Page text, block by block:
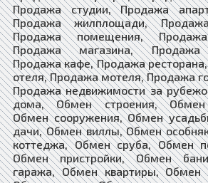
Продажа студии, Продажа
Продажа жилплощади,
Продажа помещения,
Продажа магазина, Продажа
Продажа кафе, Продажа
отеля, Продажа мотеля, Продажа
Продажа недвижимости за
дома, Обмен строения, Обмен
Обмен сооружения, Обмен
дачи, Обмен виллы, Обмен
коттеджа, Обмен сруба, Обмен
Обмен пристройки, Обмен
гаража, Обмен квартиры, Обмен